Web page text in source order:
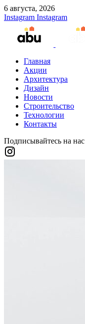
6 августа, 2026
Instagram Instagram
Главная
Акции
Архитектура
Дизайн
Новости
Строительство
Технологии
Контакты
Подписывайтесь на нас